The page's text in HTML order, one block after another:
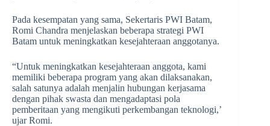
Pada kesempatan yang sama, Sekertaris PWI Batam,
Romi Chandra menjelaskan beberapa strategi PWI
Batam untuk meningkatkan kesejahteraan anggotanya.
“Untuk meningkatkan kesejahteraan anggota, kami
memiliki beberapa program yang akan dilaksanakan,
salah satunya adalah menjalin hubungan kerjasama
dengan pihak swasta dan mengadaptasi pola
pemberitaan yang mengikuti perkembangan teknologi,’
ujar Romi.